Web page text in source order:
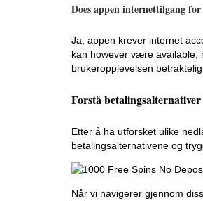
Does appen internettilgang
Ja, appen krever internet
kan however være available,
brukeropplevelsen
Forstå
Etter å ha utforsket ulike
betalingsalternativene og
Når vi navigerer gjennom